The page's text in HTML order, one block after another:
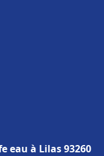
eau à Lilas 93260